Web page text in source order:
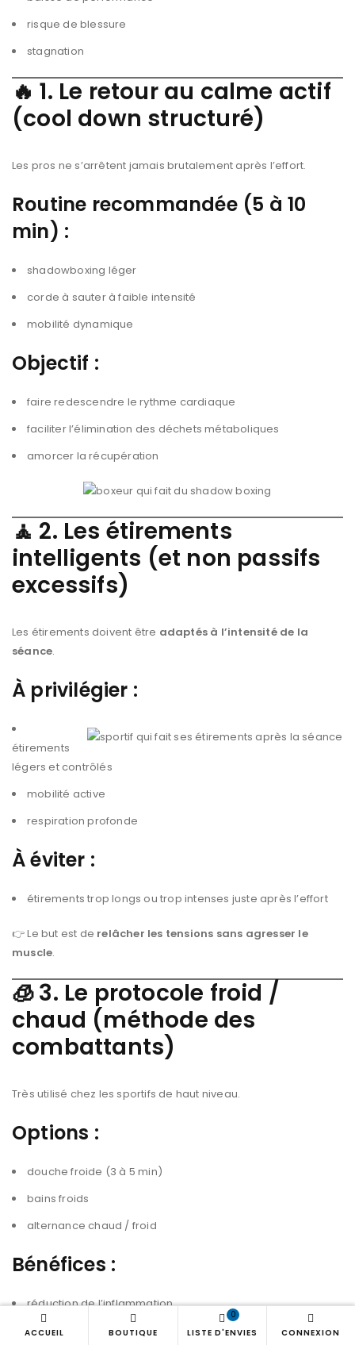
risque de blessure
stagnation
🔥 1. Le retour au calme actif
(cool down structuré)
Les pros ne s’arrêtent jamais brutalement après l’effort.
Routine recommandée (5 à 10
min) :
shadowboxing léger
corde à sauter à faible intensité
mobilité dynamique
Objectif :
faire redescendre le rythme cardiaque
faciliter l’élimination des déchets métaboliques
amorcer la récupération
🧘 2. Les étirements
intelligents (et non passifs
excessifs)
Les étirements doivent être adaptés à l’intensité de la
séance.
À privilégier :
étirements
légers et contrôlés
mobilité active
respiration profonde
À éviter :
étirements trop longs ou trop intenses juste après l’effort
👉 Le but est de relâcher les tensions sans agresser le
muscle.
🧊3. Le protocole froid /
chaud (méthode des
combattants)
Très utilisé chez les sportifs de haut niveau.
Options :
douche froide (3 à 5 min)
bains froids
alternance chaud / froid
Bénéfices :
réduction de l’inflammation
récupération musculaire accélérée
ACCUEIL BOUTIQUE LISTE D'ENVIES
0
CONNEXION